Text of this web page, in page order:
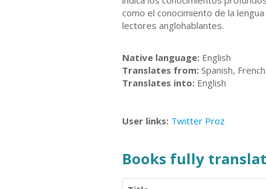
como el conocimiento de la
lectores anglohablantes.
Native language: English
Translates from: Spanish, French
Translates into: English
User links: Twitter Proz
Books fully